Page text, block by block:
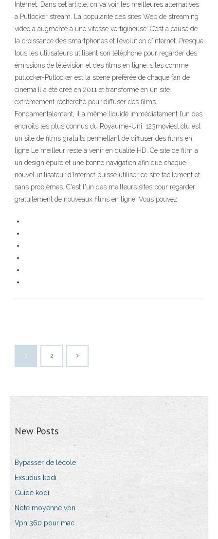
Internet. Dans cet article, on va voir les meilleures alternatives
a Putlocker stream. La popularité des sites Web de streaming
vidéo a augmenté à une vitesse vertigineuse. C’est a cause de
la croissance des smartphones et l’évolution d’Internet. Presque
tous les utilisateurs utilisent son téléphone pour regarder des
émissions de télévision et des films en ligne. sites comme
putlocker-Putlocker est la scène préférée de chaque fan de
cinéma.Il a été créé en 2011 et transformé en un site
extrêmement recherché pour diffuser des films.
Fondamentalement, il a même liquidé immédiatement l’un des
endroits les plus connus du Royaume-Uni. 123moviesl.clu est
un site de films gratuits permettant de diffuser des films en
ligne Le meilleur reste à venir en qualité HD. Ce site de film a
un design épuré et une bonne navigation afin que chaque
nouvel utilisateur d’Internet puisse utiliser ce site facilement et
sans problèmes. C'est l'un des meilleurs sites pour regarder
gratuitement de nouveaux films en ligne. Vous pouvez
1 2
New Posts
Bypasser de lécole
Exsudus kodi
Guide kodi
Note moyenne vpn
Vpn 360 pour mac